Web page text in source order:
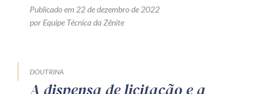
Publicado em 22 de dezembro de 2022
por Equipe Técnica da Zênite
DOUTRINA